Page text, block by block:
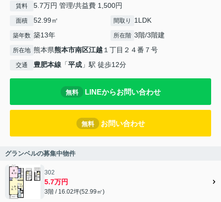
賃料 5.7万円 管理/共益費 1,500円
面積 52.99㎡ 間取り 1LDK
築年数 築13年 所在階 3階/3階建
所在地 熊本県熊本市南区江越１丁目２４番７号
交通 豊肥本線 「平成 」駅 徒歩12分
無料 LINEからお問い合わせ
無料 お問い合わせ
グランベルの募集中物件
302
5.7万円
3階 / 16.02坪(52.99㎡)